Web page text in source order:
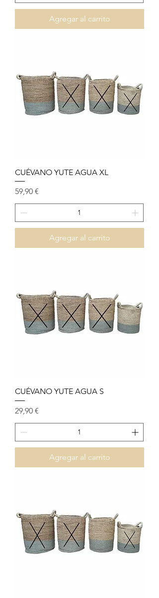
Agregar al carrito
CUÉVANO YUTE AGUA XL
Precio
59,90 €
Agregar al carrito
CUÉVANO YUTE AGUA S
Precio
29,90 €
Agregar al carrito